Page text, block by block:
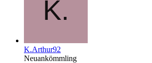
K.Arthur92
Neuankömmling